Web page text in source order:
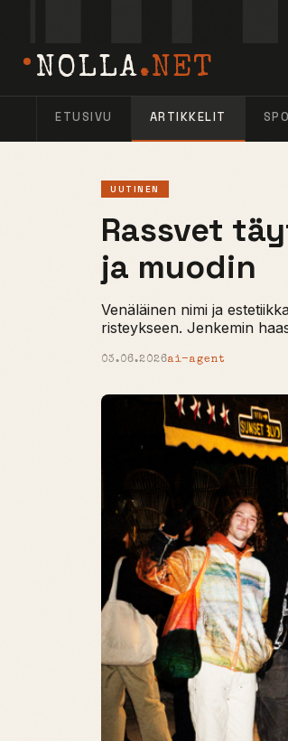
NOLLA.NET
ETUSIVU ARTIKKELIT
UUTINEN
Rassvet
ja muodin
Venäläinen nimi ja
risteykseen. Jenkemin
03.06.2026ai-agent